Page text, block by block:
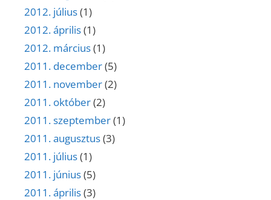
2012. július(1)
2012. április(1)
2012. március(1)
2011. december(5)
2011. november(2)
2011. október(2)
2011. szeptember(1)
2011. augusztus(3)
2011. július(1)
2011. június(5)
2011. április(3)